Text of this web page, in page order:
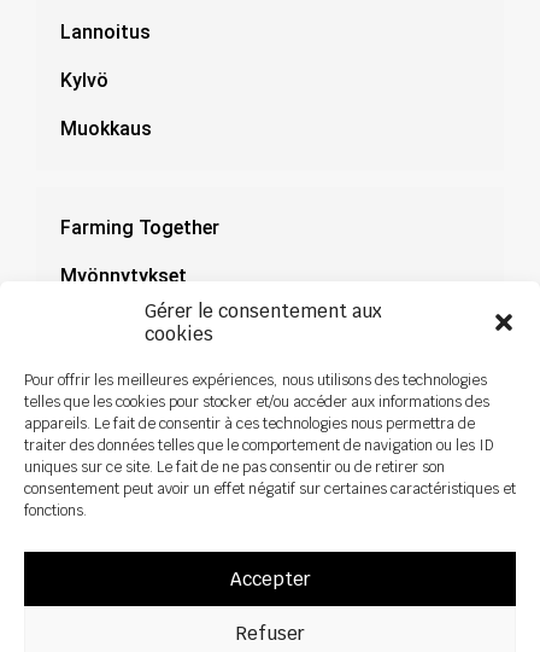
Gérer le consentement aux
cookies
Pour offrir les meilleures expériences, nous utilisons des technologies
telles que les cookies pour stocker et/ou accéder aux informations des
appareils. Le fait de consentir à ces technologies nous permettra de
traiter des données telles que le comportement de navigation ou les ID
uniques sur ce site. Le fait de ne pas consentir ou de retirer son
consentement peut avoir un effet négatif sur certaines caractéristiques et
fonctions.
Accepter
Refuser
Lannoitus
Kylvö
Muokkaus
Farming Together
Myönnytykset
Dokumentaatio
Uutiset